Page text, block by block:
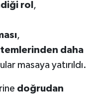
rol ,
,
daha
masaya yatırıldı.
doğrudan